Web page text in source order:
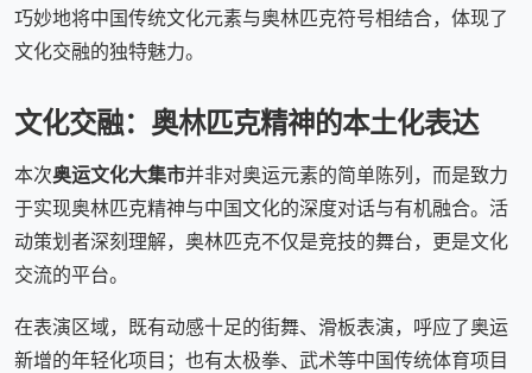
巧妙地将中国传统文化元素与奥林匹克符号相结合，体现了
文化交融的独特魅力。
文化交融：奥林匹克精神的本土化表达
本次奥运文化大集市并非对奥运元素的简单陈列，而是致力
于实现奥林匹克精神与中国文化的深度对话与有机融合。活
动策划者深刻理解，奥林匹克不仅是竞技的舞台，更是文化
交流的平台。
在表演区域，既有动感十足的街舞、滑板表演，呼应了奥运
新增的年轻化项目；也有太极拳、武术等中国传统体育项目